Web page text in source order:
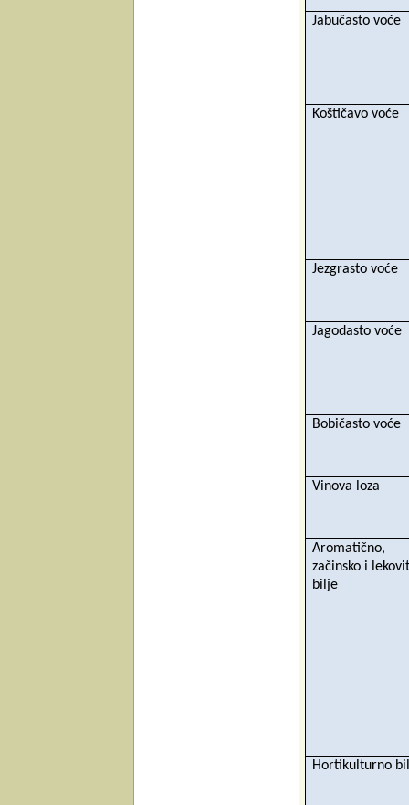
Jabučasto voće
Koštičavo voće
Jezgrasto voće
Jagodasto voće
Bobičasto voće
Vinova loza
Aromatično,
začinsko i
bilje
Hortikulturno